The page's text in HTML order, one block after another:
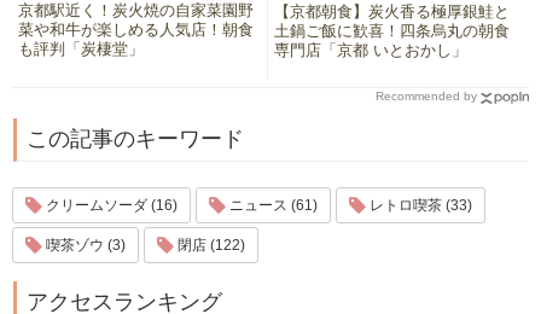
京都駅近く！炭火焼の自家菜園野
菜や和牛が楽しめる人気店！朝食
も評判「炭棲堂」
【京都朝食】炭火香る極厚銀鮭と
土鍋ご飯に歓喜！四条烏丸の朝食
専門店「京都 いとおかし」
Recommended by
この記事のキーワード
クリームソーダ (16) ニュース (61) レトロ喫茶 (33)
喫茶ゾウ (3) 閉店 (122)
アクセスランキング